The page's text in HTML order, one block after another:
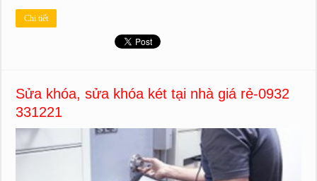
Chi tiết
Sửa khóa, sửa khóa két tại nhà giá rẻ-0932
331221